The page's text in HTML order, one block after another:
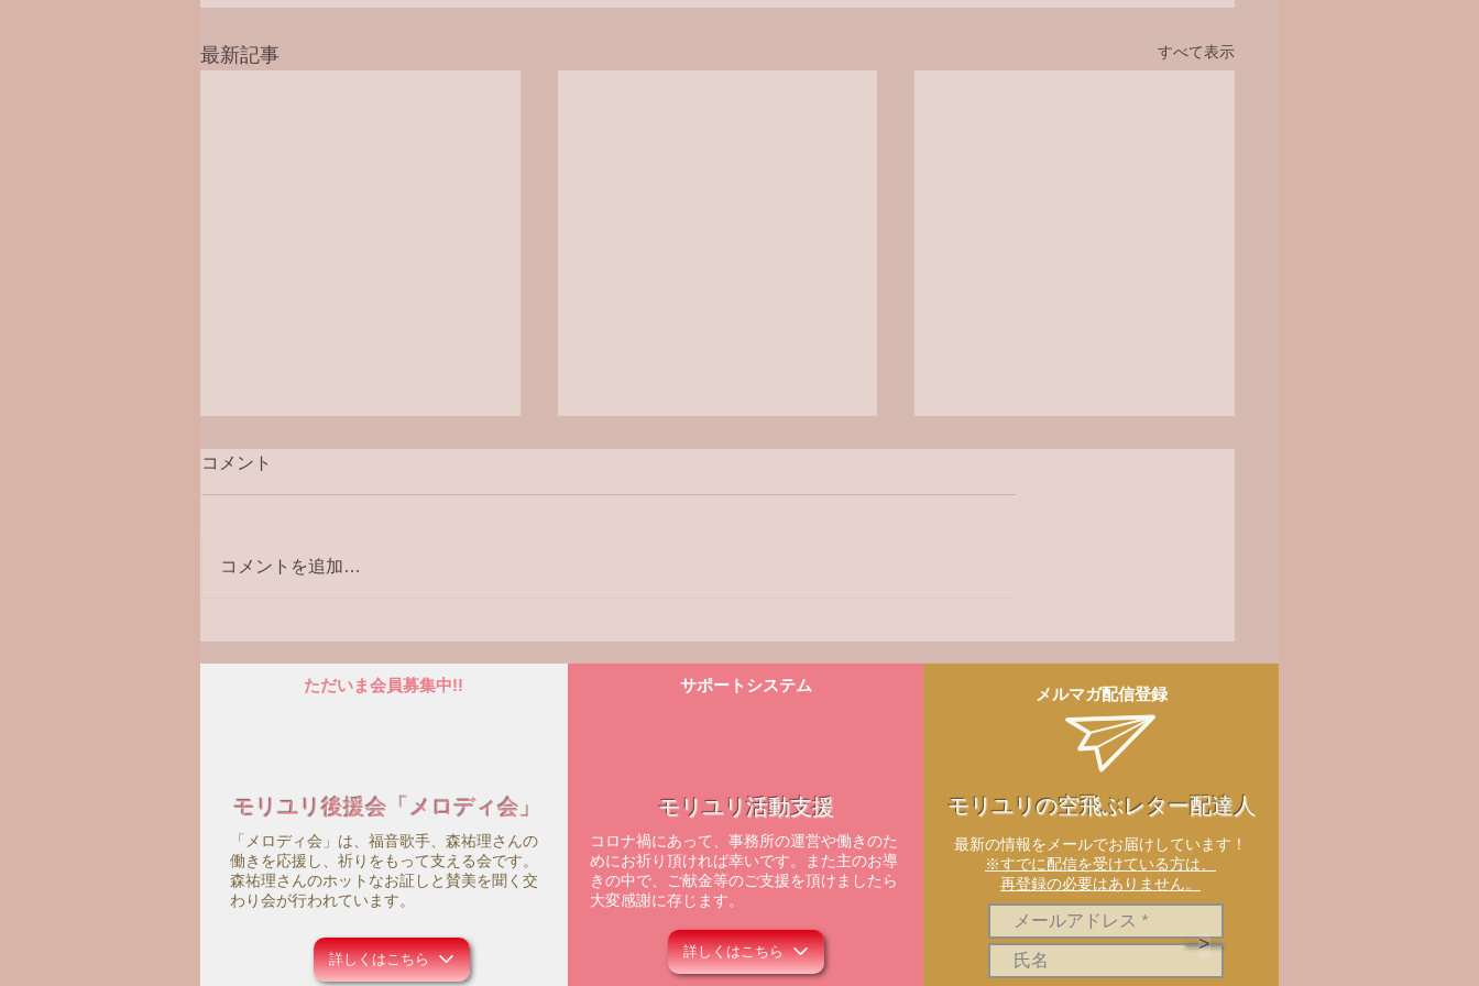
最新記事 すべて表示
い
祐理トーク＆ミニコンサート
コメント
コメントを追加…
ただいま会員募集中!!
モリユリ後援会「メロディ会」
「メロディ会」は、福音歌手、森祐理さんの
働きを応援し、祈りをもって支える会です。
森祐理さんのホットなお証しと賛美を聞く交
わり会が行われています。
詳しくはこちら
サポートシステム
モリユリ活動支援
コロナ禍にあって、事務所の運営や働きのた
めにお祈り頂ければ幸いです。また主のお導
きの中で、ご献金等のご支援を頂けましたら
大変感謝に存じます。
詳しくはこちら
メルマガ配信登録
モリユリの空飛ぶレター配達人
​最新の情報をメールでお届けしています！
※すでに配信を受けている方は、
再登録の必要はありません。
>